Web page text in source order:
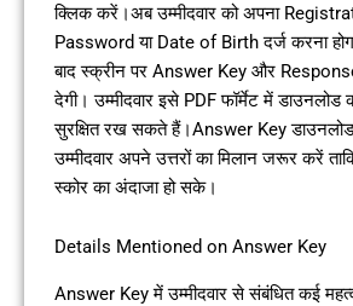
क्लिक करें।अब उम्मीदवार को अपना
Password या Date of Birth दर्ज करना
बाद स्क्रीन पर Answer Key और
देगी। उम्मीदवार इसे PDF फॉर्मेट में
सुरक्षित रख सकते हैं।Answer Key
उम्मीदवार अपने उत्तरों का मिलान जरूर करें
स्कोर का अंदाजा हो सके।
Details Mentioned on Answer Key
Answer Key में उम्मीदवार से संबंधित कई